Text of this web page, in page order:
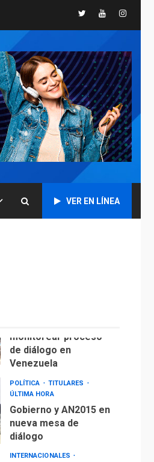
TwitterYoutube
VER EN LÍNEA
GUERRA EN EL MUNDO
Ucrania y Rusia
intensifican
ofensivas de largo
alcance
NACIONALES
TITULARES
ÚLTIMA HORA
Instalan carpas
metálicas como
terminales
Aeropuerto de
monitorear proceso
de diálogo en
Venezuela
POLÍTICA
TITULARES
ÚLTIMA HORA
Gobierno y AN2015 en
nueva mesa de
diálogo
INTERNACIONALES